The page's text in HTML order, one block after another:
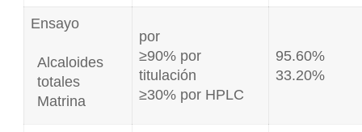
Ensayo
Alcaloides
totales
Matrina
por
≥90% por
titulación
≥30% por HPLC
95.60%
33.20%